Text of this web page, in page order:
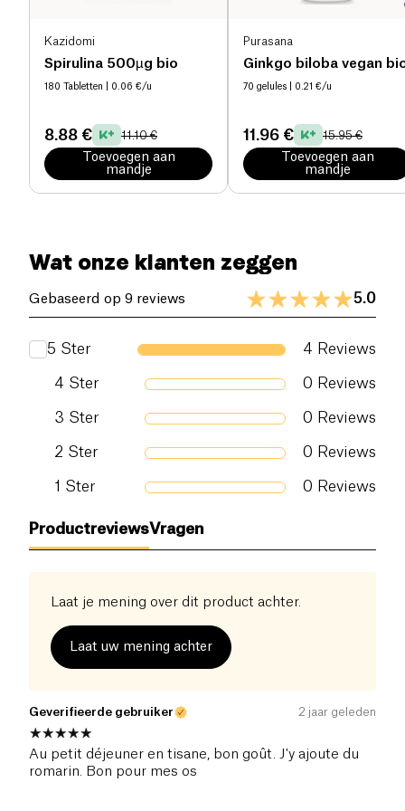
Kazidomi
Spirulina 500µg bio
180 Tabletten | 0.06 €/u
8.88 € 11.10 €
Toevoegen aan
mandje
Purasana
Ginkgo biloba vegan
70 gelules | 0.21 €/u
11.96 € 15.95 €
Toevoegen aan
mandje
Wat onze klanten zeggen
Gebaseerd op 9 reviews 5.0
5 Ster 4 Reviews
4 Ster 0 Reviews
3 Ster 0 Reviews
2 Ster 0 Reviews
1 Ster 0 Reviews
ProductreviewsVragen
Laat je mening over dit product achter.
Laat uw mening achter
Geverifieerde gebruiker 2 jaar geleden
Au petit déjeuner en tisane, bon goût. J'y ajoute du
romarin. Bon pour mes os